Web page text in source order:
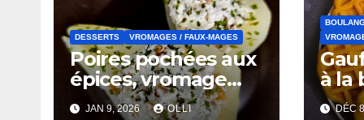
DESSERTS VROMAGES / FAUX-MAGES
Poires pochées aux
épices, vromage
frais aux noix
JAN 9, 2026 OLLI
à la
DÉC